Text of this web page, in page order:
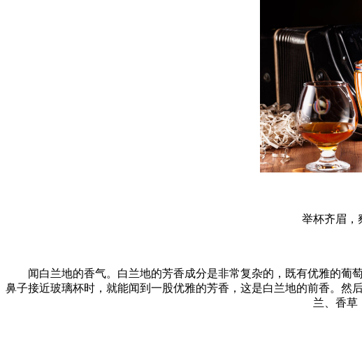
举杯齐眉，察
闻白兰地的香气。白兰地的芳香成分是非常复杂的，既有优雅的葡
鼻子接近玻璃杯时，就能闻到一股优雅的芳香，这是白兰地的前香。
兰、香草